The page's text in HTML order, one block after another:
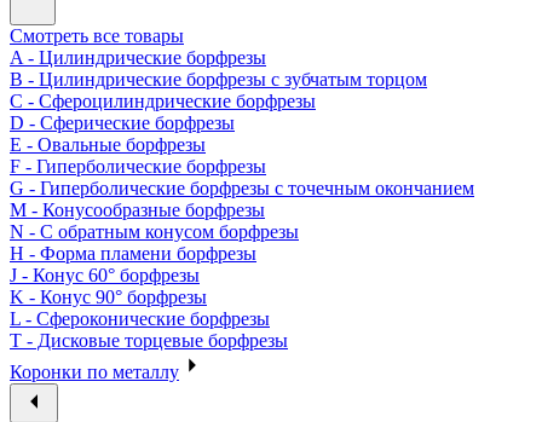
Смотреть все товары
A - Цилиндрические борфрезы
B - Цилиндрические борфрезы с зубчатым торцом
C - Сфероцилиндрические борфрезы
D - Сферические борфрезы
E - Овальные борфрезы
F - Гиперболические борфрезы
G - Гиперболические борфрезы с точечным окончанием
M - Конусообразные борфрезы
N - С обратным конусом борфрезы
H - Форма пламени борфрезы
J - Конус 60° борфрезы
K - Конус 90° борфрезы
L - Сфероконические борфрезы
T - Дисковые торцевые борфрезы
Коронки по металлу